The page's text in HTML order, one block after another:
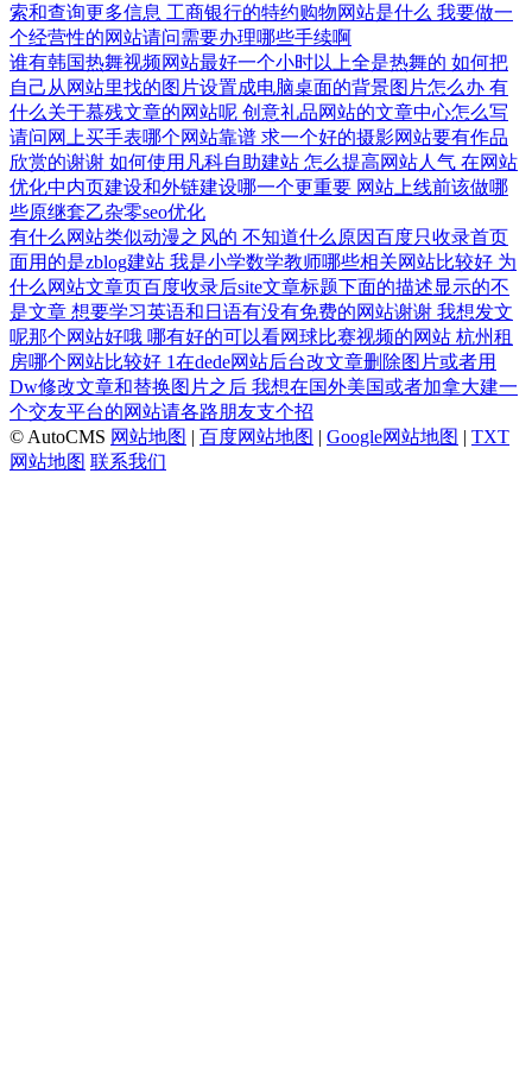
索和查询更多信息 工商银行的特约购物网站是什么 我要做一
个经营性的网站请问需要办理哪些手续啊
谁有韩国热舞视频网站最好一个小时以上全是热舞的 如何把
自己从网站里找的图片设置成电脑桌面的背景图片怎么办 有
什么关于慕残文章的网站呢 创意礼品网站的文章中心怎么写
请问网上买手表哪个网站靠谱 求一个好的摄影网站要有作品
欣赏的谢谢 如何使用凡科自助建站 怎么提高网站人气 在网站
优化中内页建设和外链建设哪一个更重要 网站上线前该做哪
些原继套乙杂零seo优化
有什么网站类似动漫之风的 不知道什么原因百度只收录首页
面用的是zblog建站 我是小学数学教师哪些相关网站比较好 为
什么网站文章页百度收录后site文章标题下面的描述显示的不
是文章 想要学习英语和日语有没有免费的网站谢谢 我想发文
呢那个网站好哦 哪有好的可以看网球比赛视频的网站 杭州租
房哪个网站比较好 1在dede网站后台改文章删除图片或者用
Dw修改文章和替换图片之后 我想在国外美国或者加拿大建一
个交友平台的网站请各路朋友支个招
© AutoCMS 网站地图 | 百度网站地图 | Google网站地图 | TXT
网站地图 联系我们